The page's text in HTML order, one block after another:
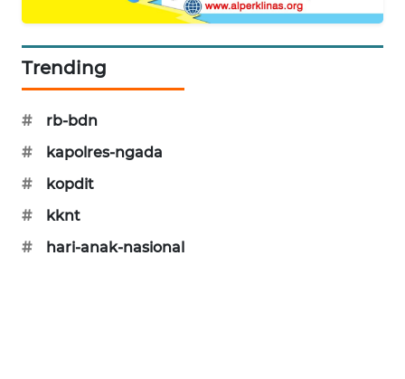
Trending
#
rb-bdn
#
kapolres-ngada
#
kopdit
#
kknt
#
hari-anak-nasional
NEWS
NEWS
ID
NEWS